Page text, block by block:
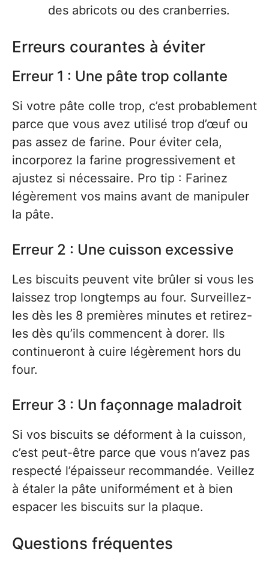
des abricots ou des cranberries.
Erreurs courantes à éviter
Erreur 1 : Une pâte trop collante
Si votre pâte colle trop, c’est probablement
parce que vous avez utilisé trop d’œuf ou
pas assez de farine. Pour éviter cela,
incorporez la farine progressivement et
ajustez si nécessaire. Pro tip : Farinez
légèrement vos mains avant de manipuler
la pâte.
Erreur 2 : Une cuisson excessive
Les biscuits peuvent vite brûler si vous les
laissez trop longtemps au four. Surveillez-
les dès les 8 premières minutes et retirez-
les dès qu’ils commencent à dorer. Ils
continueront à cuire légèrement hors du
four.
Erreur 3 : Un façonnage maladroit
Si vos biscuits se déforment à la cuisson,
c’est peut-être parce que vous n’avez pas
respecté l’épaisseur recommandée. Veillez
à étaler la pâte uniformément et à bien
espacer les biscuits sur la plaque.
Questions fréquentes